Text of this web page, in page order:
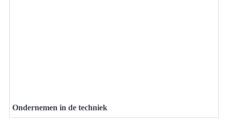
Ondernemen in de techniek